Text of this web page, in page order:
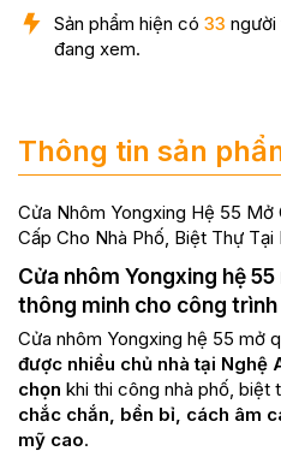
Sản phẩm hiện có 33 người
đang xem.
Thông tin sản
Cửa Nhôm Yongxing Hệ 55 Mở
Cấp Cho Nhà Phố, Biệt Thự Tại
Cửa nhôm Yongxing hệ
thông minh cho công
Cửa nhôm Yongxing hệ 55 mở
được nhiều chủ nhà tại Nghệ
chọn khi thi công nhà phố,
chắc chắn, bền bỉ, cách âm
mỹ cao.